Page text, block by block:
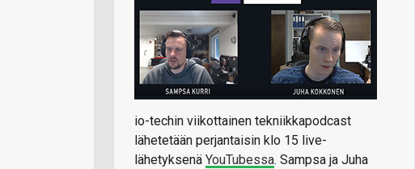
io-techin viikottainen tekniikkapodcast
lähetetään perjantaisin klo 15 live-
lähetyksenä YouTubessa. Sampsa ja Juha